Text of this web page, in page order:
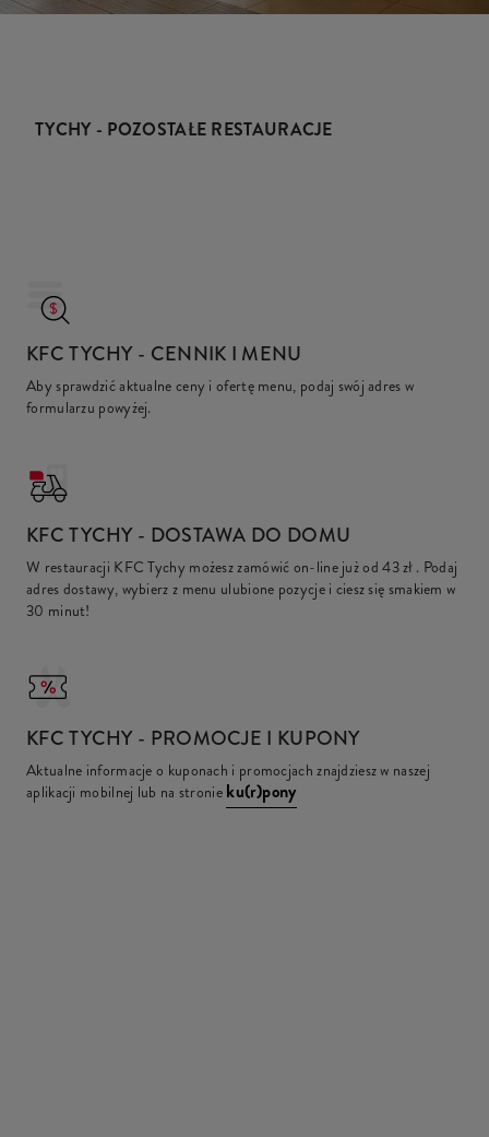
TYCHY - POZOSTAŁE RESTAURACJE
KFC TYCHY- CENNIK I MENU
Aby sprawdzić aktualne ceny i ofertę menu, podaj swój adres w
formularzu powyżej.
KFCTYCHY - DOSTAWA DO DOMU
W restauracji KFC Tychy możesz zamówić on-line już od43 zł. Podaj
adres dostawy, wybierz z menu ulubione pozycje i ciesz się smakiem w
30 minut!
KFCTYCHY - PROMOCJE I KUPONY
Aktualne informacje o kuponach i promocjach znajdziesz w naszej
aplikacji mobilnej lub na stronie ku(r)pony